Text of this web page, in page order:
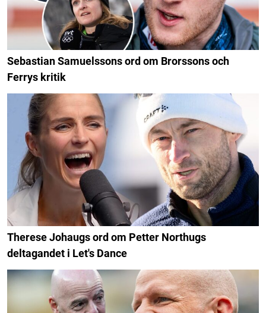
Sebastian Samuelssons ord om Brorssons och
Ferrys kritik
Therese Johaugs ord om Petter Northugs
deltagandet i Let's Dance